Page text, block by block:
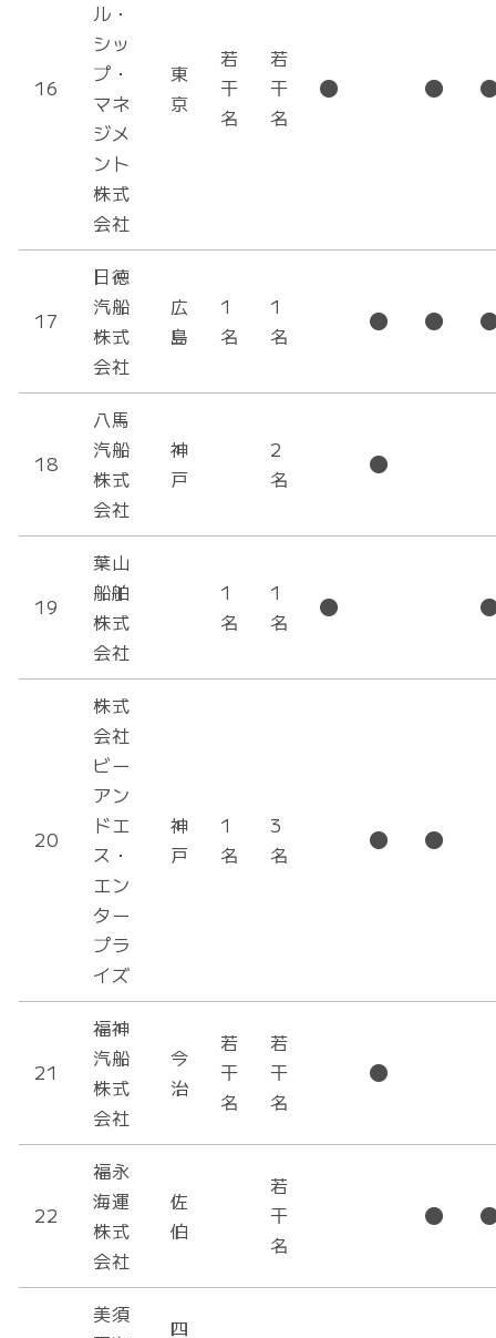
16
ル・
シッ
プ・
マネ
ジメ
ント
株式
会社
東
京
若
干
名
若
干
名
17
日徳
汽船
株式
会社
広
島
1
名
1
名
18
八馬
汽船
株式
会社
神
戸
2
名
19
葉山
船舶
株式
会社
1
名
1
名
20
株式
会社
ビー
アン
ドエ
ス・
エン
ター
プラ
イズ
神
戸
1
名
3
名
21
福神
汽船
株式
会社
今
治
若
干
名
若
干
名
22
福永
海運
株式
会社
佐
伯
若
干
名
美須
四